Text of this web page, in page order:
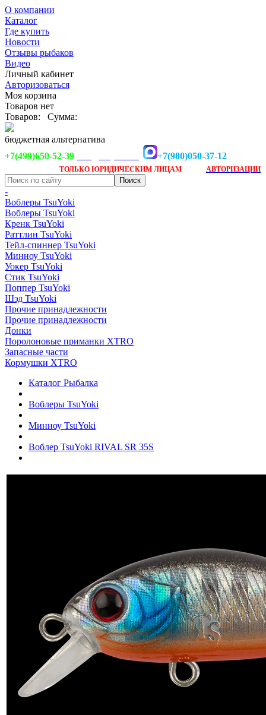
О компании
Каталог
Где купить
Новости
Отзывы рыбаков
Видео
Личный кабинет
Авторизоваться
Моя корзина
Товаров нет
Товаров:
Сумма:
бюджетная альтернатива
+7(499)650-52-39
+7(980)050-37-12
ТОЛЬКО ЮРИДИЧЕСКИМ ЛИЦАМ АВТОРИЗАЦИИ
-
Воблеры TsuYoki
Воблеры TsuYoki
Кренк TsuYoki
Раттлин TsuYoki
Тейл-спиннер TsuYoki
Минноу TsuYoki
Уокер TsuYoki
Стик TsuYoki
Поппер TsuYoki
Шэд TsuYoki
Прочие принадлежности
Прочие принадлежности
Донки
Поролоновые приманки XTRO
Запасные части
Кормушки XTRO
Каталог Рыбалка
Воблеры TsuYoki
Минноу TsuYoki
Воблер TsuYoki RIVAL SR 35S